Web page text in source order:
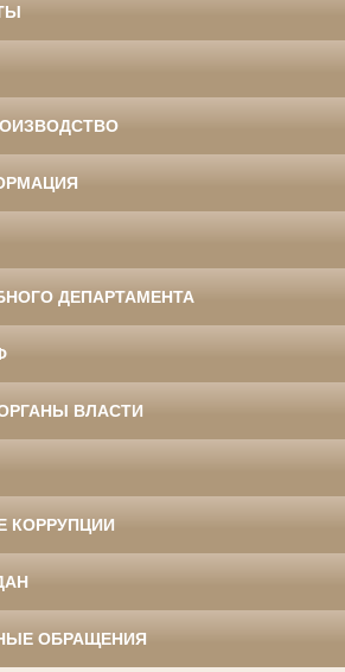
ДЕПАРТАМЕНТА
ВЛАСТИ
КОРРУПЦИИ
ОБРАЩЕНИЯ